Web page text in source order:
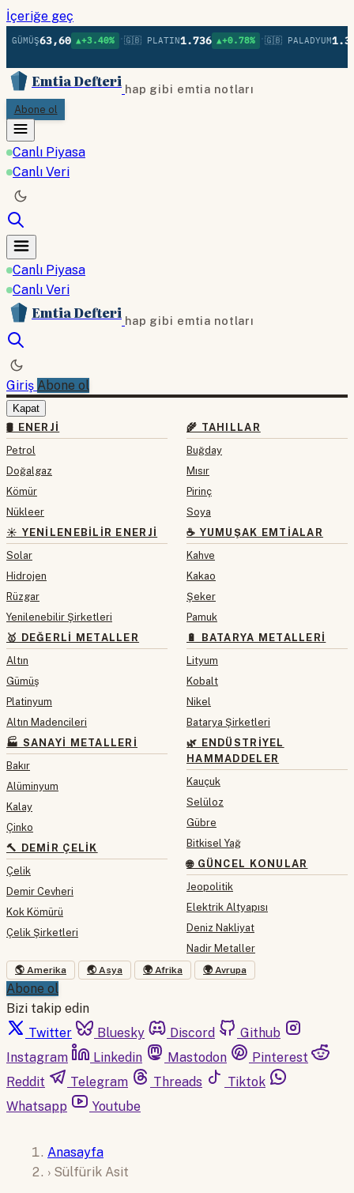
İçeriğe geç
63,60 ▲+3.40% • 🇬🇧 PLATIN1.736 ▲+0.78% • 🇬🇧 PALADYUM
Emtia Defteri hap gibi emtia notları
Abone ol
Canlı Piyasa
Canlı Veri
Canlı Piyasa
Canlı Veri
Emtia Defteri hap gibi emtia notları
Giriş Abone ol
Kapat
🛢 ENERJI
Petrol
Doğalgaz
Kömür
Nükleer
☀️ YENILENEBILIR ENERJI
Solar
Hidrojen
Rüzgar
Yenilenebilir Şirketleri
🥇 DEĞERLI METALLER
Altın
Gümüş
Platinyum
Altın Madencileri
🏭 SANAYI METALLERI
Bakır
Alüminyum
Kalay
Çinko
🔨 DEMIR ÇELIK
Çelik
Demir Cevheri
Kok Kömürü
Çelik Şirketleri
🌾 TAHILLAR
Buğday
Mısır
Pirinç
Soya
☕ YUMUŞAK EMTIALAR
Kahve
Kakao
Şeker
Pamuk
🔋 BATARYA METALLERI
Lityum
Kobalt
Nikel
Batarya Şirketleri
🌿 ENDÜSTRIYEL
HAMMADDELER
Kauçuk
Selüloz
Gübre
Bitkisel Yağ
🌐 GÜNCEL KONULAR
Jeopolitik
Elektrik Altyapısı
Deniz Nakliyat
Nadir Metaller
🌎 Amerika 🌏 Asya 🌍 Afrika 🌍 Avrupa
Abone ol
Bizi takip edin
Twitter
Bluesky Discord
Github
Instagram
Linkedin Mastodon
Pinterest
Reddit
Telegram Threads
Tiktok
Whatsapp
Youtube
Anasayfa
› Sülfürik Asit